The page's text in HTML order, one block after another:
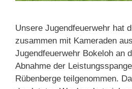
Unsere Jugendfeuerwehr hat
zusammen mit Kameraden
Jugendfeuerwehr Bokeloh an
Abnahme der
Rübenberge teilgenommen.